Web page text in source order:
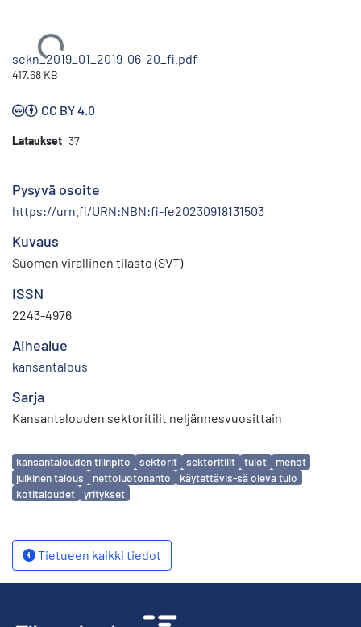
Ladataan...
sekn_2019_01_2019-06-20_fi.pdf
417.68 KB
CC BY 4.0
Lataukset 37
Pysyvä osoite
https://urn.fi/URN:NBN:fi-fe20230918131503
Kuvaus
Suomen virallinen tilasto (SVT)
ISSN
2243-4976
Aihealue
kansantalous
Sarja
Kansantalouden sektoritilit neljännesvuosittain
Avainsanat
kansantalouden tilinpito sektorit sektoritilit tulot
menot
julkinen talous
nettoluotonanto
käytettävis-sä oleva tulo
kotitaloudet
yritykset
Tietueen kaikki tiedot